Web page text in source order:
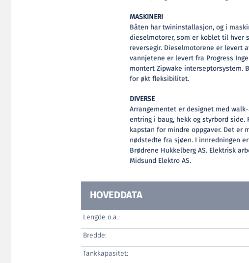
MASKINERI
Båten har twininstallasjon, og i
dieselmotorer, som er koblet til hver
reversegir. Dieselmotorene er levert
vannjetene er levert fra Progress
montert Zipwake interseptorsystem.
for økt fleksibilitet.
DIVERSE
Arrangementet er designet med
entring i baug, hekk og styrbord
kapstan for mindre oppgaver. Det er
nødstedte fra sjøen. I innredningen
Brødrene Hukkelberg AS. Elektrisk
Midsund Elektro AS.
HOVEDDATA
Lengde o.a.:
Bredde:
Tankkapasitet: